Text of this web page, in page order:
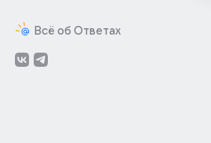
Всё об Ответах